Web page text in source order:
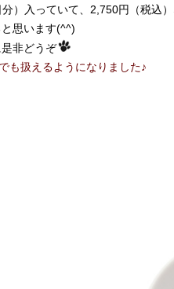
）入っていて、2,750円（税込
思います(^^)
非どうぞ
も扱えるようになりました♪